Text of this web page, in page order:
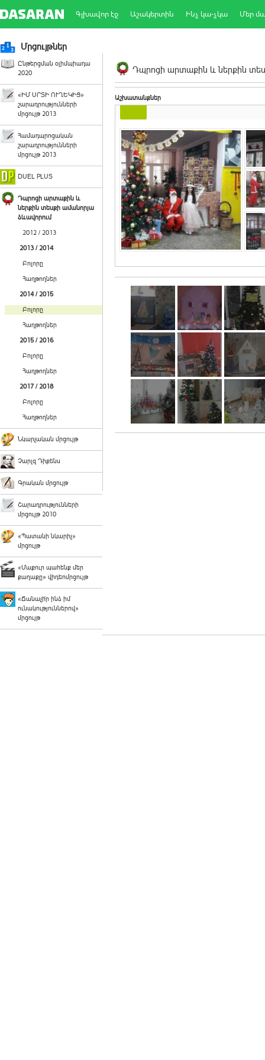
Գլխավոր էջ Աշակերտին Ինչ կա-չկա Մեր
Մրցույթներ
Ընթերցման օլիմպիադա
2020
«ԻՄ ՍՐՏԻ ՈՒՂԵԿԻՑ»
շարադրությունների
մրցույթ 2013
Համադպրոցական
շարադրությունների
մրցույթ 2013
DUEL PLUS
Դպրոցի արտաքին և
ներքին տեսքի ամանորյա
ձևավորում
2012 / 2013
2013 / 2014
Բոլորը
Հաղթողներ
2014 / 2015
Բոլորը
Հաղթողներ
2015 / 2016
Բոլորը
Հաղթողներ
2017 / 2018
Բոլորը
Հաղթողներ
Նկարչական մրցույթ
Չարլզ Դիքենս
Գրական մրցույթ
Շարադրությունների
մրցույթ 2010
«Պատանի նկարիչ»
մրցույթ
«Մաքուր պահենք մեր
քաղաքը» վիդեոմրցույթ
«Ճանաչի՛ր ինձ իմ
ունակություններով»
մրցույթ
Դպրոցի արտաքին և ներքին
Աշխատանքներ